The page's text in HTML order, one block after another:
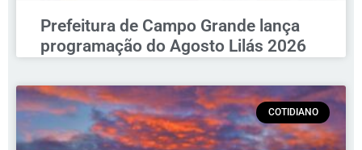
Prefeitura de Campo Grande lança
programação do Agosto Lilás 2026
COTIDIANO